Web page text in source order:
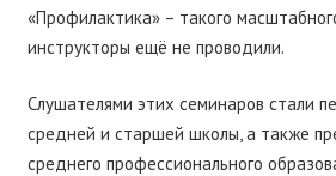
«Профилактика» – такого
инструкторы ещё не проводили.
Слушателями этих семинаров стали
средней и старшей школы, а также
среднего профессионального